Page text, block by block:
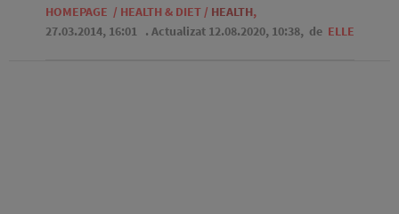
HOMEPAGE / HEALTH & DIET/ HEALTH,
27.03.2014, 16:01 . Actualizat 12.08.2020, 10:38, de ELLE